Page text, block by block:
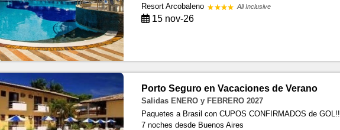
Resort Arcobaleno
All Inclusive
15 nov-26
Porto Seguro en Vacaciones de Verano
Salidas ENERO y FEBRERO 2027
Paquetes a Brasil con CUPOS CONFIRMADOS de GOL!!
7 noches desde Buenos Aires